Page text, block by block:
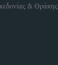
& Θράκης